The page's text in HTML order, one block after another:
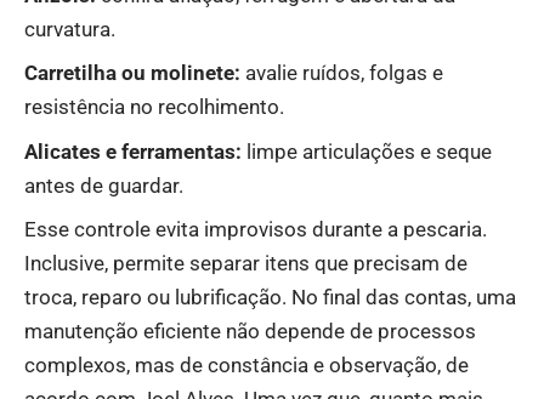
curvatura.
Carretilha ou molinete: avalie ruídos, folgas e
resistência no recolhimento.
Alicates e ferramentas: limpe articulações e seque
antes de guardar.
Esse controle evita improvisos durante a pescaria.
Inclusive, permite separar itens que precisam de
troca, reparo ou lubrificação. No final das contas, uma
manutenção eficiente não depende de processos
complexos, mas de constância e observação, de